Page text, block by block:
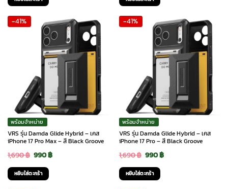
was:
1,490 ฿.790 ฿.
was:
1,490 ฿.790 ฿.
-41%
พร้อมจำหน่าย
VRS รุ่น Damda Glide Hybrid – เคส
iPhone 17 Pro Max – สี Black Groove
1,690฿ Original
price
was:
990฿Current
หยิบใส่ตะกร้า
-41%
พร้อมจำหน่าย
VRS รุ่น Damda Glide Hybrid – เคส
iPhone 17 Pro – สี Black Groove
1,690฿ Original
price
was:
990฿Current
หยิบใส่ตะกร้า